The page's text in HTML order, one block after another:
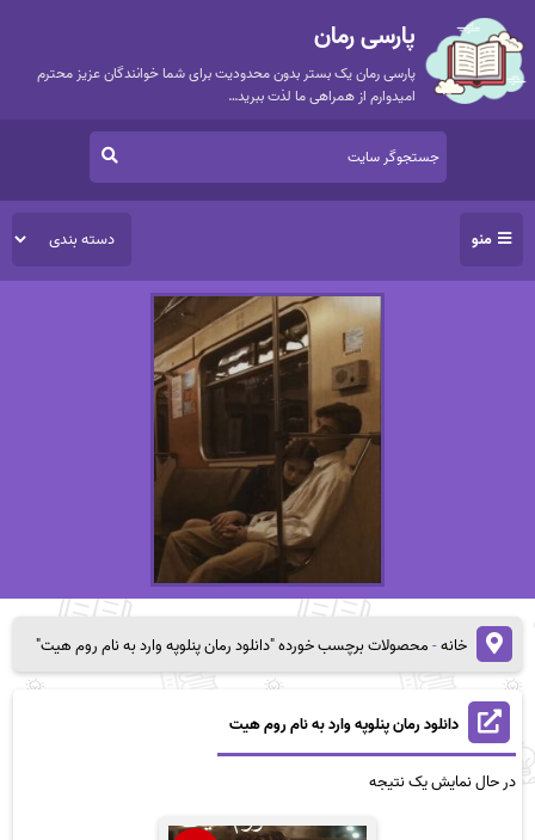
پارسی رمان
پارسی رمان یک بستر بدون محدودیت برای شما خوانندگان عزیز محترم
امیدوارم از همراهی ما لذت ببرید…
منو
خانه-محصولات برچسب خورده "دانلود رمان پنلوپه وارد به نام روم هیت"
دانلود رمان پنلوپه وارد به نام روم هیت
در حال نمایش یک نتیجه